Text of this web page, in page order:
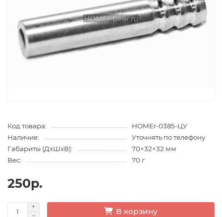
Код товара:
HOMEr-0385-ЦУ
Наличие:
Уточнять по телефону
Габариты (ДхШхВ):
70×32×32 мм
Вес:
70 г
250р.
В корзину